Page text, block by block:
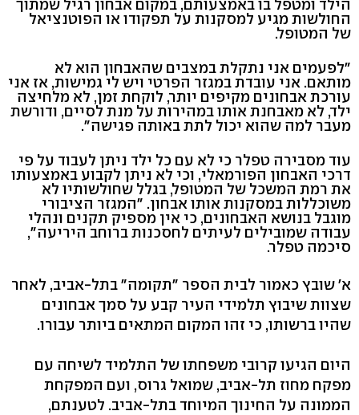
הילד ומטפל בו באמצעותם, במקום אבחון רגיל שמתוך
החולשות מגיע למסקנות על תפקודו או הפוטנציאל
של המטופל.
"לפעמים אני נתקלת במצבים שהאבחון הוא לא
מותאם. אני עובדת במגזר הפרטי ויש לי גמישות, אז אני
עורכת אבחונים מקיפים יותר, לוקחת זמן, לא מלחיצה
ילד, לא מאבחנת אותו במהירות על מנת לסיים, ודורשת
מעבר למה שהוא יכול לתת באותה פגישה".
עוד מסבירה טפלר כי לא עם כל ילד ניתן לעבוד על פי
דרכי האבחון הפורמאלי, וכי לא ניתן לקבוע באמצעותו
את רמת המשכל של המטופל, בגלל שחולשותיו לא
משוכללות במסקנות אותו אבחון. "המגזר הציבורי
מוגבל בנושא האבחונים, כי אין מספיק תקנים ונהלי
עבודה שמובילים לעיתים לחסכנות ברוחב היריעה",
סיכמה טפלר.
א' שובץ כאמור לבית הספר "תקומה" בתל-אביב, לאחר
שצוות שיבוץ תלמידי העיר קבע על סמך אבחונים
שהיו ברשותו, כי זהו המקום המתאים ביותר עבורו.
היום הגיעו קרובי משפחתו של התלמיד לשיחה עם
מפקח מחוז תל-אביב, שמואל גרוס, ועם המפקחת
הממונה על החינוך המיוחד בתל-אביב. לטענתם,